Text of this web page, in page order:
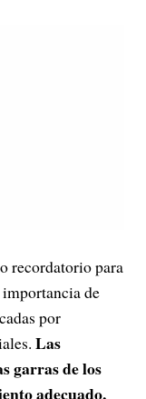
recordatorio para
importancia de
por
Las
garras de los
adecuado,